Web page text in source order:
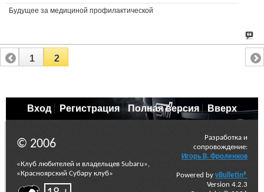
Будущее за медициной профилактической
1 2
Вход Регистрация Полная версия Вверх
© 2006
«Клуб любителей и владельцев Subaru»,
«Красноярский Субару клуб»
Разработка и
сопровождение:
Игорь В. Фроленков
Powered by vBulletin®
Version 4.2.3